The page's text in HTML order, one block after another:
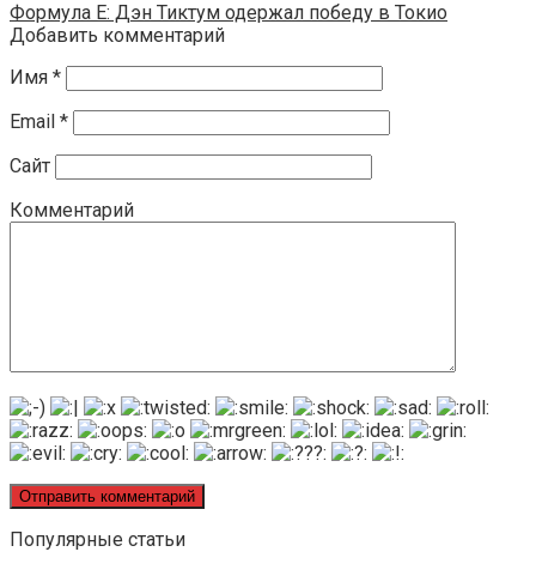
Формула E: Дэн Тиктум одержал победу в Токио
Добавить комментарий
Имя *
Email *
Сайт
Комментарий
Популярные статьи